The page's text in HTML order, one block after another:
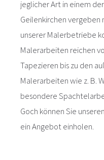
jeglicher Art in einem
Geilenkirchen
unserer Malerbetriebe
Malerarbeiten reichen
Tapezieren bis zu den
Malerarbeiten wie z. B.
besondere
Goch können Sie
ein Angebot einholen.